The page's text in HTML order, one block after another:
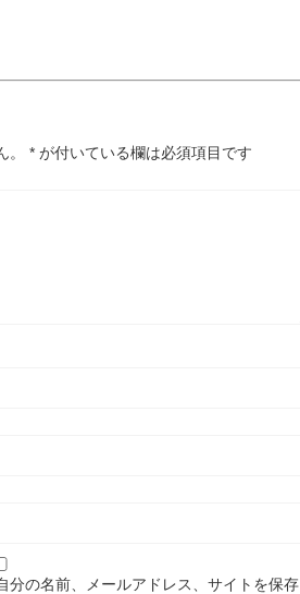
* が付いている欄は必須項目です
分の名前、メールアドレス、サイトを保存